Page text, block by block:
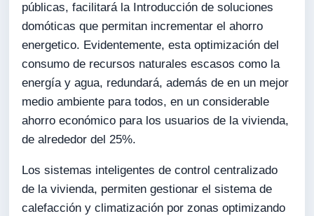
públicas, facilitará la Introducción de soluciones
domóticas que permitan incrementar el ahorro
energetico. Evidentemente, esta optimización del
consumo de recursos naturales escasos como la
energía y agua, redundará, además de en un mejor
medio ambiente para todos, en un considerable
ahorro económico para los usuarios de la vivienda,
de alrededor del 25%.
Los sistemas inteligentes de control centralizado
de la vivienda, permiten gestionar el sistema de
calefacción y climatización por zonas optimizando